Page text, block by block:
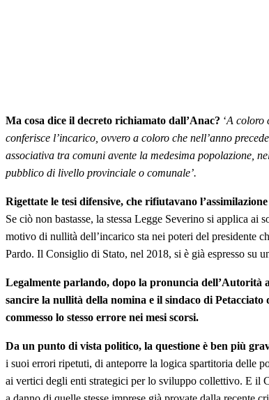
Ma cosa dice il decreto richiamato dall’Anac? ‘A coloro
conferisce l’incarico, ovvero a coloro che nell’anno
associativa tra comuni avente la medesima popolazione,
pubblico di livello provinciale o comunale’.
Rigettate le tesi difensive, che rifiutavano
Se ciò non bastasse, la stessa Legge Severino si applica
motivo di nullità dell’incarico sta nei poteri del presidente
Pardo. Il Consiglio di Stato, nel 2018, si è già espresso su
Legalmente parlando, dopo la pronuncia dell’Autorità
sancire la nullità della nomina e il sindaco di Petacciato
commesso lo stesso errore nei mesi scorsi.
Da un punto di vista politico, la questione è ben più
i suoi errori ripetuti, di anteporre la logica spartitoria delle
ai vertici degli enti strategici per lo sviluppo collettivo. E il